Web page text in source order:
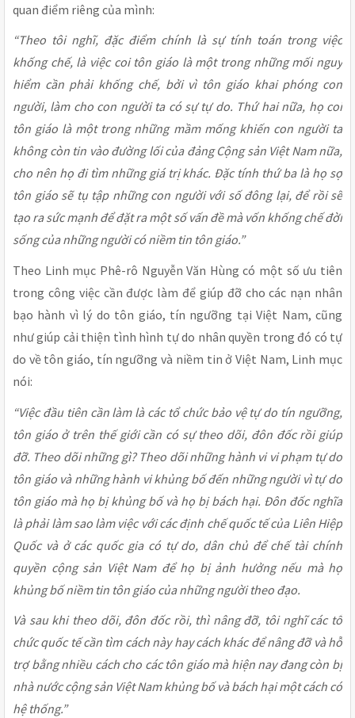
quan điểm riêng của mình:
“Theo tôi nghĩ, đặc điểm chính là sự tính toán trong việc
khống chế, là việc coi tôn giáo là một trong những mối nguy
hiểm cần phải khống chế, bởi vì tôn giáo khai phóng con
người, làm cho con người ta có sự tự do. Thứ hai nữa, họ coi
tôn giáo là một trong những mầm mống khiến con người ta
không còn tin vào đường lối của đảng Cộng sản Việt Nam nữa,
cho nên họ đi tìm những giá trị khác. Đặc tính thứ ba là họ sợ
tôn giáo sẽ tụ tập những con người với số đông lại, để rồi sẽ
tạo ra sức mạnh để đặt ra một số vấn đề mà vốn khống chế đời
sống của những người có niềm tin tôn giáo.”
Theo Linh mục Phê-rô Nguyễn Văn Hùng có một số ưu tiên
trong công việc cần được làm để giúp đỡ cho các nạn nhân
bạo hành vì lý do tôn giáo, tín ngưỡng tại Việt Nam, cũng
như giúp cải thiện tình hình tự do nhân quyền trong đó có tự
do về tôn giáo, tín ngưỡng và niềm tin ở Việt Nam, Linh mục
nói:
“Việc đầu tiên cần làm là các tổ chức bảo vệ tự do tín ngưỡng,
tôn giáo ở trên thế giới cần có sự theo dõi, đôn đốc rồi giúp
đỡ. Theo dõi những gì? Theo dõi những hành vi vi phạm tự do
tôn giáo và những hành vi khủng bố đến những người vì tự do
tôn giáo mà họ bị khủng bố và họ bị bách hại. Đôn đốc nghĩa
là phải làm sao làm việc với các định chế quốc tế của Liên Hiệp
Quốc và ở các quốc gia có tự do, dân chủ để chế tài chính
quyền cộng sản Việt Nam để họ bị ảnh hưởng nếu mà họ
khủng bố niềm tin tôn giáo của những người theo đạo.
Và sau khi theo dõi, đôn đốc rồi, thì nâng đỡ, tôi nghĩ các tổ
chức quốc tế cần tìm cách này hay cách khác để nâng đỡ và hỗ
trợ bằng nhiều cách cho các tôn giáo mà hiện nay đang còn bị
nhà nước cộng sản Việt Nam khủng bố và bách hại một cách có
hệ thống.”